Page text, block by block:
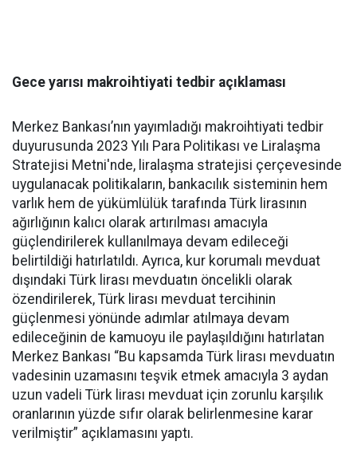
Gece yarısı makroihtiyati tedbir açıklaması
Merkez Bankası’nın yayımladığı makroihtiyati tedbir
duyurusunda 2023 Yılı Para Politikası ve Liralaşma
Stratejisi Metni'nde, liralaşma stratejisi çerçevesinde
uygulanacak politikaların, bankacılık sisteminin hem
varlık hem de yükümlülük tarafında Türk lirasının
ağırlığının kalıcı olarak artırılması amacıyla
güçlendirilerek kullanılmaya devam edileceği
belirtildiği hatırlatıldı. Ayrıca, kur korumalı mevduat
dışındaki Türk lirası mevduatın öncelikli olarak
özendirilerek, Türk lirası mevduat tercihinin
güçlenmesi yönünde adımlar atılmaya devam
edileceğinin de kamuoyu ile paylaşıldığını hatırlatan
Merkez Bankası “Bu kapsamda Türk lirası mevduatın
vadesinin uzamasını teşvik etmek amacıyla 3 aydan
uzun vadeli Türk lirası mevduat için zorunlu karşılık
oranlarının yüzde sıfır olarak belirlenmesine karar
verilmiştir” açıklamasını yaptı.